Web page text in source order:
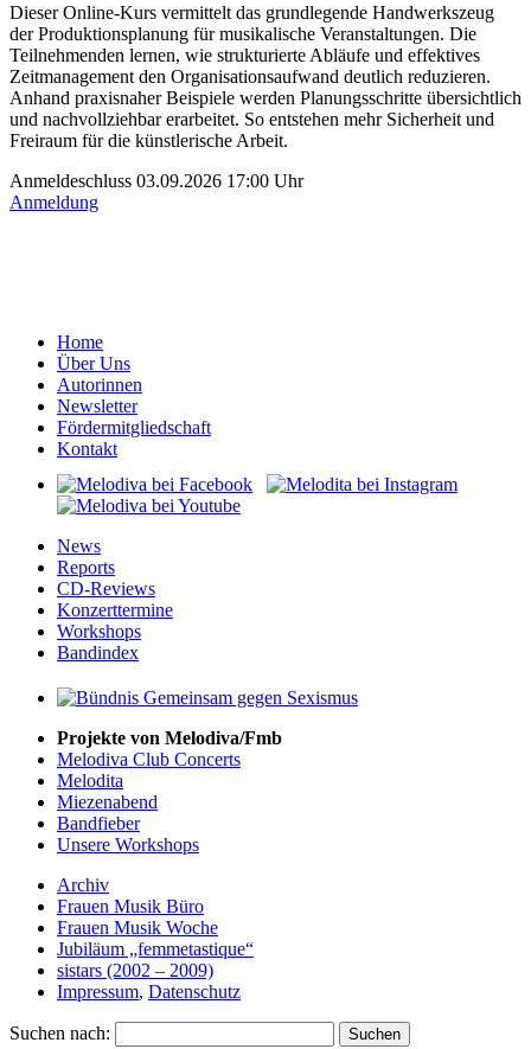
Dieser Online-Kurs vermittelt das grundlegende Handwerkszeug
der Produktionsplanung für musikalische Veranstaltungen. Die
Teilnehmenden lernen, wie strukturierte Abläufe und effektives
Zeitmanagement den Organisationsaufwand deutlich reduzieren.
Anhand praxisnaher Beispiele werden Planungsschritte übersichtlich
und nachvollziehbar erarbeitet. So entstehen mehr Sicherheit und
Freiraum für die künstlerische Arbeit.
Anmeldeschluss 03.09.2026 17:00 Uhr
Anmeldung
Home
Über Uns
Autorinnen
Newsletter
Fördermitgliedschaft
Kontakt
News
Reports
CD-Reviews
Konzerttermine
Workshops
Bandindex
Projekte von Melodiva/Fmb
Melodiva Club Concerts
Melodita
Miezenabend
Bandfieber
Unsere Workshops
Archiv
Frauen Musik Büro
Frauen Musik Woche
Jubiläum „femmetastique“
sistars (2002 – 2009)
Impressum, Datenschutz
Suchen nach: